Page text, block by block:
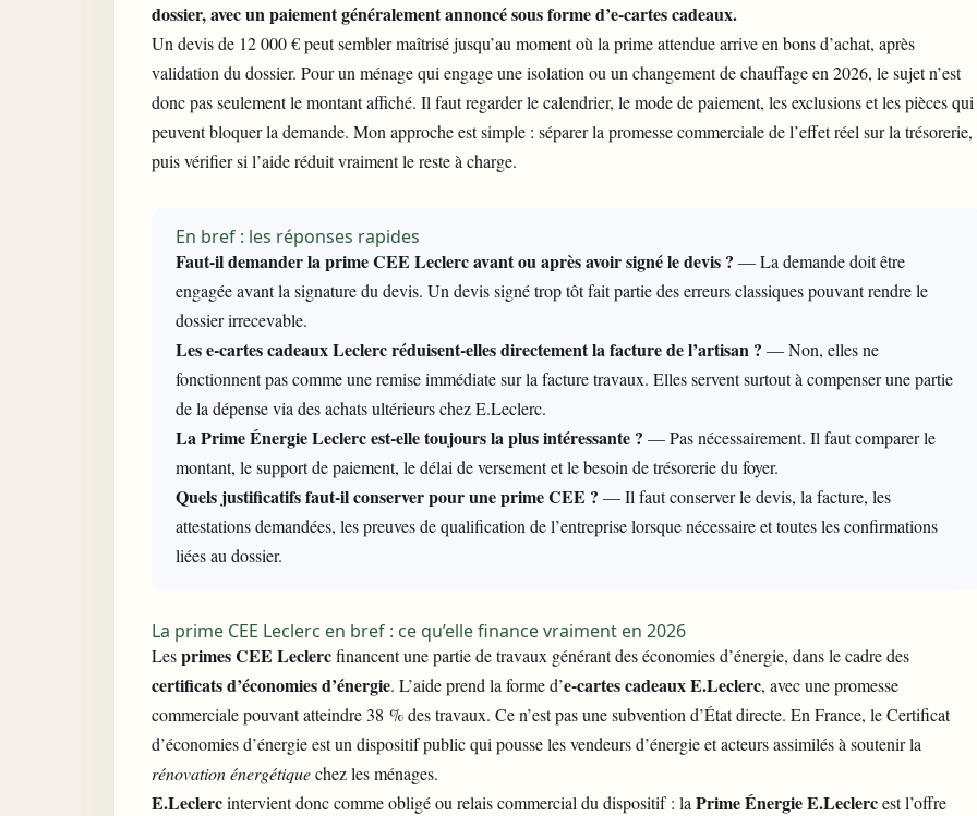
dossier, avec un paiement généralement annoncé sous forme d’e-cartes cadeaux.
Un devis de 12 000 € peut sembler maîtrisé jusqu’au moment où la prime attendue arrive en bons d’achat, après
validation du dossier. Pour un ménage qui engage une isolation ou un changement de chauffage en 2026, le sujet n’est
donc pas seulement le montant affiché. Il faut regarder le calendrier, le mode de paiement, les exclusions et les pièces qui
peuvent bloquer la demande. Mon approche est simple : séparer la promesse commerciale de l’effet réel sur la trésorerie,
puis vérifier si l’aide réduit vraiment le reste à charge.
En bref : les réponses rapides
Faut-il demander la prime CEE Leclerc avant ou après avoir signé le devis ? — La demande doit être
engagée avant la signature du devis. Un devis signé trop tôt fait partie des erreurs classiques pouvant rendre le
dossier irrecevable.
Les e-cartes cadeaux Leclerc réduisent-elles directement la facture de l’artisan ? — Non, elles ne
fonctionnent pas comme une remise immédiate sur la facture travaux. Elles servent surtout à compenser une partie
de la dépense via des achats ultérieurs chez E.Leclerc.
La Prime Énergie Leclerc est-elle toujours la plus intéressante ? — Pas nécessairement. Il faut comparer le
montant, le support de paiement, le délai de versement et le besoin de trésorerie du foyer.
Quels justificatifs faut-il conserver pour une prime CEE ? — Il faut conserver le devis, la facture, les
attestations demandées, les preuves de qualification de l’entreprise lorsque nécessaire et toutes les confirmations
liées au dossier.
La prime CEE Leclerc en bref : ce qu’elle finance vraiment en 2026
Lesprimes CEE Leclercfinancent une partie de travaux générant des économies d’énergie, dans le cadre des
certificats d’économies d’énergie. L’aide prend la forme d’e-cartes cadeaux E.Leclerc, avec une promesse
commerciale pouvant atteindre 38 % des travaux. Ce n’est pas une subvention d’État directe. En France, le Certificat
d’économies d’énergie est un dispositif public qui pousse les vendeurs d’énergie et acteurs assimilés à soutenir la
rénovation énergétiquechez les ménages.
E.Leclercintervient donc comme obligé ou relais commercial du dispositif : la Prime Énergie E.Leclercest l’offre